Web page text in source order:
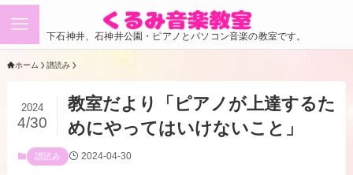
下石神井、石神井公園・ピアノとパソコン音楽の教室です。
ホーム 譜読み
教室だより「ピアノが上達するた
めにやってはいけないこと」
2024
4/30
譜読み 2024-04-30